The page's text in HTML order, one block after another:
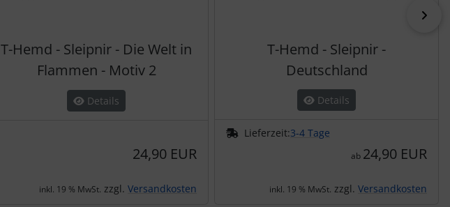
T-Hemd - Sleipnir - Die Welt in
Flammen - Motiv 2
Details
24,90 EUR
inkl. 19 % MwSt. zzgl. Versandkosten
T-Hemd - Sleipnir -
Deutschland
Details
Lieferzeit:3-4 Tage
ab 24,90 EUR
inkl. 19 % MwSt. zzgl. Versandkosten